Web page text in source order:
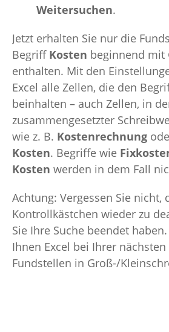
Weitersuchen.
Jetzt erhalten Sie nur die
Begriff Kosten beginnend mit
enthalten. Mit den
Excel alle Zellen, die den
beinhalten – auch Zellen, in
zusammengesetzter
wie z. B. Kostenrechnung
Kosten. Begriffe wie
Kosten werden in dem Fall
Achtung: Vergessen Sie nicht,
Kontrollkästchen wieder zu
Sie Ihre Suche beendet
Ihnen Excel bei Ihrer
Fundstellen in Groß-/